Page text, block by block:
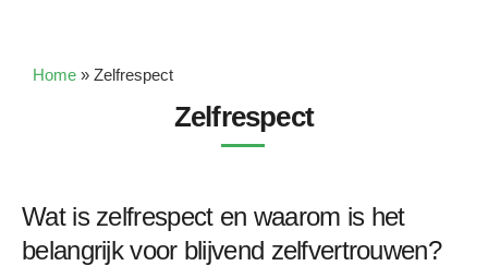
Home » Zelfrespect
Zelfrespect
Wat is zelfrespect en waarom is het
belangrijk voor blijvend zelfvertrouwen?